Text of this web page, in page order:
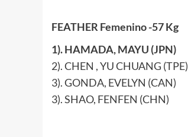
FEATHER Femenino -57 Kg
1). HAMADA, MAYU (JPN)
2). CHEN , YU CHUANG (TPE)
3). GONDA, EVELYN (CAN)
3). SHAO, FENFEN (CHN)